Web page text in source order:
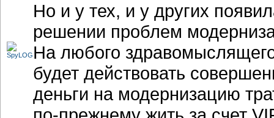
Но и у тех, и у других
решении проблем
На любого
будет действовать
деньги на модернизацию